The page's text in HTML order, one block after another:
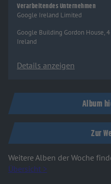
Verarbeitendes Unternehmen
Google Ireland Limited
Google Building Gordon House,
Ireland
Details anzeigen
Album
Zur
Weitere Alben der Woche
Übersicht >